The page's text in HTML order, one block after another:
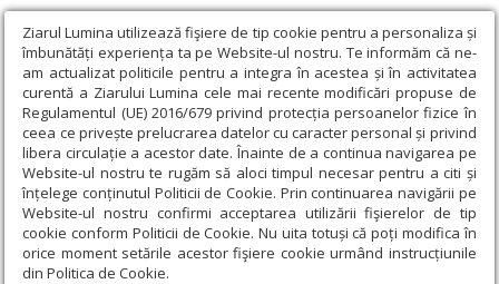
Ziarul Lumina utilizează fişiere de tip cookie pentru a personaliza și
îmbunătăți experiența ta pe Website-ul nostru. Te informăm că ne-
am actualizat politicile pentru a integra în acestea și în activitatea
curentă a Ziarului Lumina cele mai recente modificări propuse de
Regulamentul (UE) 2016/679 privind protecția persoanelor fizice în
ceea ce privește prelucrarea datelor cu caracter personal și privind
libera circulație a acestor date. Înainte de a continua navigarea pe
Website-ul nostru te rugăm să aloci timpul necesar pentru a citi și
înțelege conținutul Politicii de Cookie. Prin continuarea navigării pe
Website-ul nostru confirmi acceptarea utilizării fişierelor de tip
cookie conform Politicii de Cookie. Nu uita totuși că poți modifica în
orice moment setările acestor fişiere cookie urmând instrucțiunile
din Politica de Cookie.
Ziarul Lumina › Opinii › Repere și idei › Persoana şi păcatul
Persoana şi păcatul